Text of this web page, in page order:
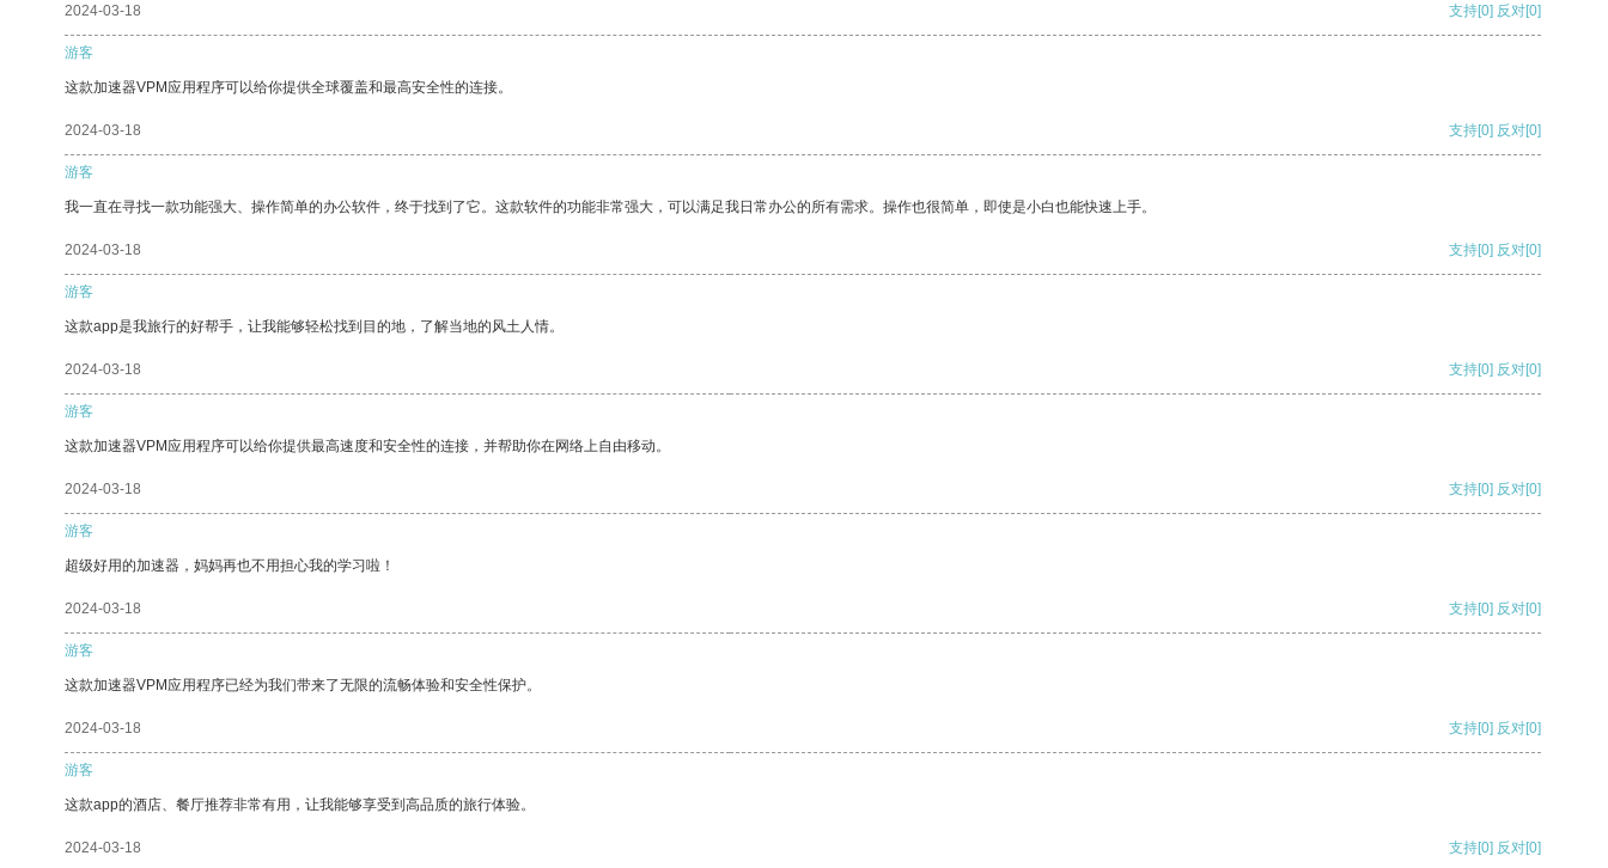
2024-03-18 支持[0] 反对[0]
游客
这款加速器VPM应用程序可以给你提供全球覆盖和最高安全性的连接。
2024-03-18 支持[0] 反对[0]
游客
我一直在寻找一款功能强大、操作简单的办公软件，终于找到了它。这款软件的功能非常强大，可以满足我日常办公的所有需求。操作也很简单，即使是小白也能快速上手。
2024-03-18 支持[0] 反对[0]
游客
这款app是我旅行的好帮手，让我能够轻松找到目的地，了解当地的风土人情。
2024-03-18 支持[0] 反对[0]
游客
这款加速器VPM应用程序可以给你提供最高速度和安全性的连接，并帮助你在网络上自由移动。
2024-03-18 支持[0] 反对[0]
游客
超级好用的加速器，妈妈再也不用担心我的学习啦！
2024-03-18 支持[0] 反对[0]
游客
这款加速器VPM应用程序已经为我们带来了无限的流畅体验和安全性保护。
2024-03-18 支持[0] 反对[0]
游客
这款app的酒店、餐厅推荐非常有用，让我能够享受到高品质的旅行体验。
2024-03-18 支持[0] 反对[0]